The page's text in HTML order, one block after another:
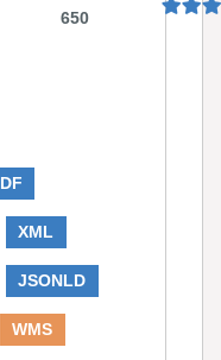
650
XML
JSONLD
WMS